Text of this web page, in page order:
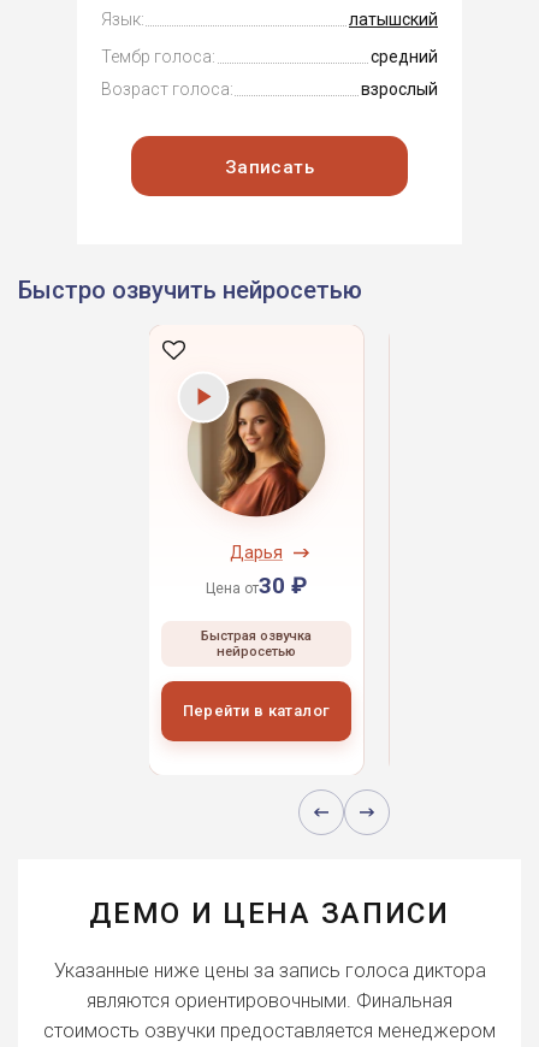
Язык:
латышский
Тембр голоса:
средний
Возраст голоса:
взрослый
Записать
Быстро озвучить нейросетью
Дарья
Цена от30 ₽
Быстрая озвучка
нейросетью
Перейти в каталог
ДЕМО И ЦЕНА ЗАПИСИ
Указанные ниже цены за запись голоса диктора
являются ориентировочными. Финальная
стоимость озвучки предоставляется менеджером